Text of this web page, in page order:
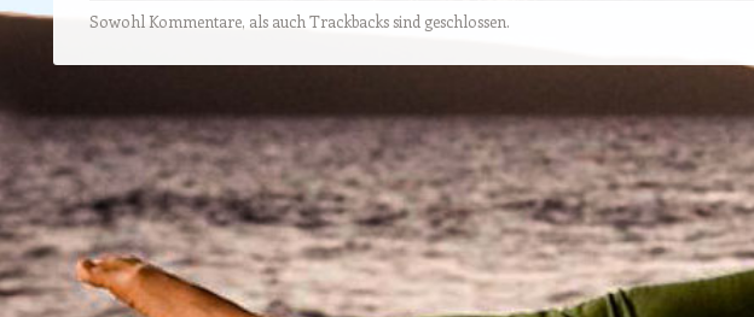
Sowohl Kommentare, als auch Trackbacks sind geschlossen.